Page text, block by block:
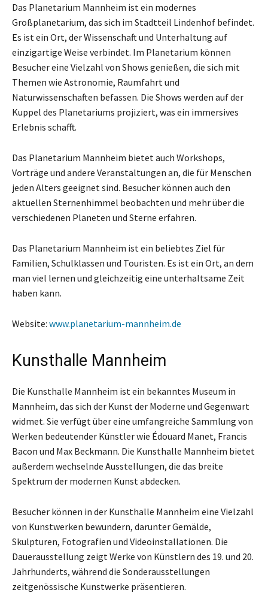
Das Planetarium Mannheim ist ein modernes
Großplanetarium, das sich im Stadtteil Lindenhof befindet.
Es ist ein Ort, der Wissenschaft und Unterhaltung auf
einzigartige Weise verbindet. Im Planetarium können
Besucher eine Vielzahl von Shows genießen, die sich mit
Themen wie Astronomie, Raumfahrt und
Naturwissenschaften befassen. Die Shows werden auf der
Kuppel des Planetariums projiziert, was ein immersives
Erlebnis schafft.
Das Planetarium Mannheim bietet auch Workshops,
Vorträge und andere Veranstaltungen an, die für Menschen
jeden Alters geeignet sind. Besucher können auch den
aktuellen Sternenhimmel beobachten und mehr über die
verschiedenen Planeten und Sterne erfahren.
Das Planetarium Mannheim ist ein beliebtes Ziel für
Familien, Schulklassen und Touristen. Es ist ein Ort, an dem
man viel lernen und gleichzeitig eine unterhaltsame Zeit
haben kann.
Website: www.planetarium-mannheim.de
Kunsthalle Mannheim
Die Kunsthalle Mannheim ist ein bekanntes Museum in
Mannheim, das sich der Kunst der Moderne und Gegenwart
widmet. Sie verfügt über eine umfangreiche Sammlung von
Werken bedeutender Künstler wie Édouard Manet, Francis
Bacon und Max Beckmann. Die Kunsthalle Mannheim bietet
außerdem wechselnde Ausstellungen, die das breite
Spektrum der modernen Kunst abdecken.
Besucher können in der Kunsthalle Mannheim eine Vielzahl
von Kunstwerken bewundern, darunter Gemälde,
Skulpturen, Fotografien und Videoinstallationen. Die
Dauerausstellung zeigt Werke von Künstlern des 19. und 20.
Jahrhunderts, während die Sonderausstellungen
zeitgenössische Kunstwerke präsentieren.